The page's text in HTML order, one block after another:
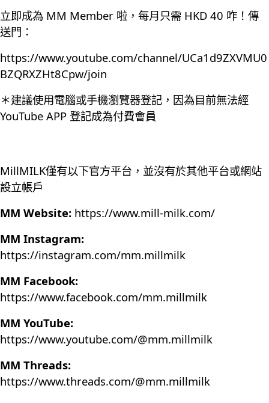
立即成為 MM Member 啦，每月只需 HKD 40 咋！傳
送門：
https://www.youtube.com/channel/UCa1d9ZXVMU0
BZQRXZHt8Cpw/join
＊建議使用電腦或手機瀏覽器登記，因為目前無法經
YouTube APP 登記成為付費會員
MillMILK僅有以下官方平台，並沒有於其他平台或網站
設立帳戶
MM Website: https://www.mill-milk.com/
MM Instagram:
https://instagram.com/mm.millmilk
MM Facebook:
https://www.facebook.com/mm.millmilk
MM YouTube:
https://www.youtube.com/@mm.millmilk
MM Threads:
https://www.threads.com/@mm.millmilk